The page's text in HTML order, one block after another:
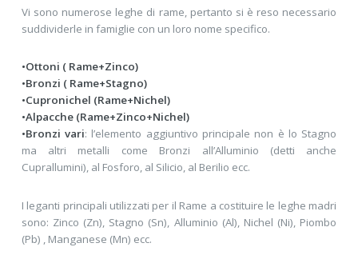
Vi sono numerose leghe di rame, pertanto si è reso necessario
suddividerle in famiglie con un loro nome specifico.
•Ottoni ( Rame+Zinco)
•Bronzi ( Rame+Stagno)
•Cupronichel (Rame+Nichel)
•Alpacche (Rame+Zinco+Nichel)
•Bronzi vari: l’elemento aggiuntivo principale non è lo Stagno
ma altri metalli come Bronzi all’Alluminio (detti anche
Cuprallumini), al Fosforo, al Silicio, al Berilio ecc.
I leganti principali utilizzati per il Rame a costituire le leghe madri
sono: Zinco (Zn), Stagno (Sn), Alluminio (Al), Nichel (Ni), Piombo
(Pb) , Manganese (Mn) ecc.